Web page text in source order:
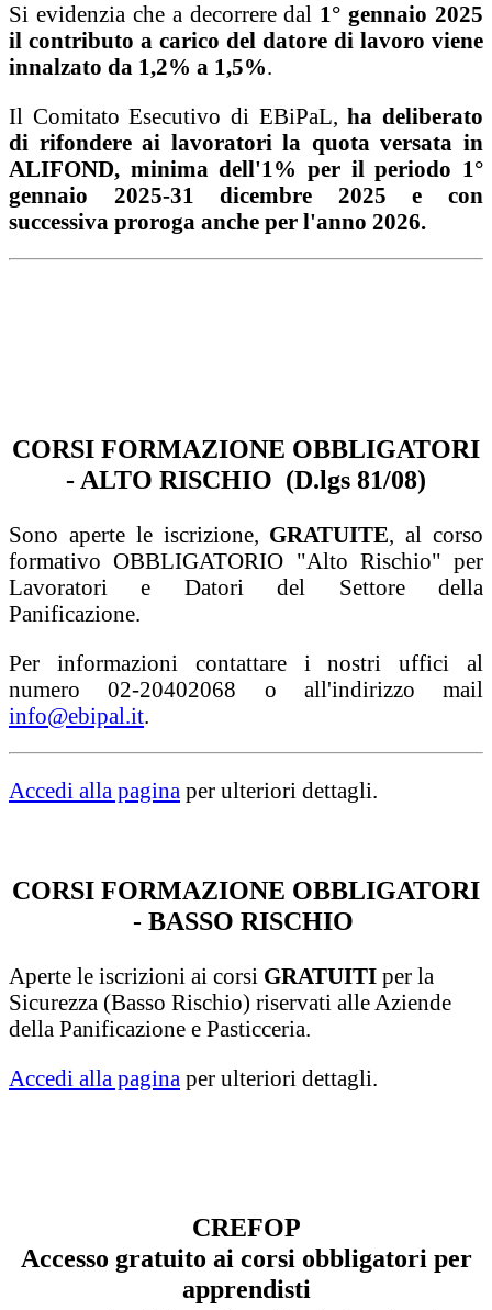
Si evidenzia che a decorrere dal 1° gennaio 2025
il contributo a carico del datore di lavoro viene
innalzato da 1,2% a 1,5%.
Il Comitato Esecutivo di EBiPaL,ha deliberato
di rifondere ai lavoratori la quota versata in
ALIFOND, minima dell'1% per il periodo 1°
gennaio 2025-31 dicembre 2025 e con
successiva proroga anche per l'anno 2026.
CORSI FORMAZIONE OBBLIGATORI
- ALTO RISCHIO (D.lgs 81/08)
Sono aperte le iscrizione, GRATUITE, al corso
formativo OBBLIGATORIO "Alto Rischio" per
Lavoratori e Datori del Settore della
Panificazione.
Per informazioni contattare i nostri uffici al
numero 02-20402068 o all'indirizzo mail
info@ebipal.it.
Accedi alla pagina per ulteriori dettagli.
CORSI FORMAZIONE OBBLIGATORI
- BASSO RISCHIO
Aperte le iscrizioni ai corsi GRATUITI per la
Sicurezza (Basso Rischio) riservati alle Aziende
della Panificazione e Pasticceria.
Accedi alla pagina per ulteriori dettagli.
CREFOP
Accesso gratuito ai corsi obbligatori per
apprendisti